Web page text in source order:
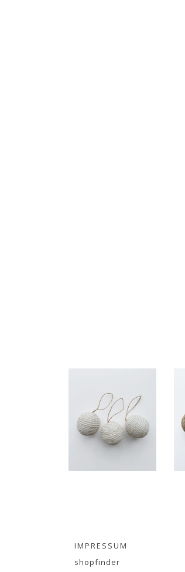
IMPRESSUM
shopfinder